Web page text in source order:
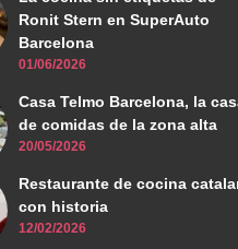
Ronit Stern en SuperAuto
Barcelona
01/06/2026
Casa Telmo Barcelona, la
de comidas de la zona alta
20/05/2026
Restaurante de cocina
con historia
12/02/2026